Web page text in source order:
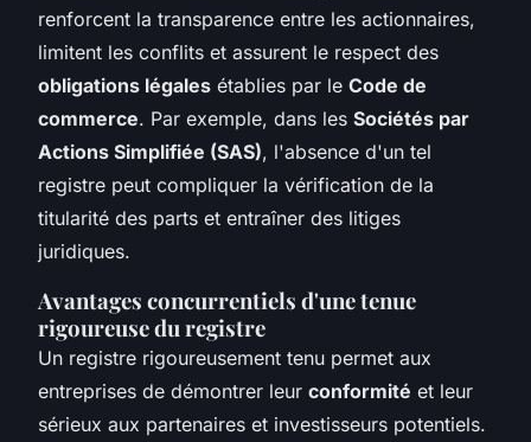
renforcent la transparence entre les actionnaires,
limitent les conflits et assurent le respect des
obligations légales établies par le Code de
commerce. Par exemple, dans les Sociétés par
Actions Simplifiée (SAS), l'absence d'un tel
registre peut compliquer la vérification de la
titularité des parts et entraîner des litiges
juridiques.
Avantages concurrentiels d'une tenue
rigoureuse du registre
Un registre rigoureusement tenu permet aux
entreprises de démontrer leur conformité et leur
sérieux aux partenaires et investisseurs potentiels.